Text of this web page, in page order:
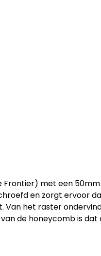
met een 50mm
en zorgt ervoor
Van het raster
de honeycomb is dat